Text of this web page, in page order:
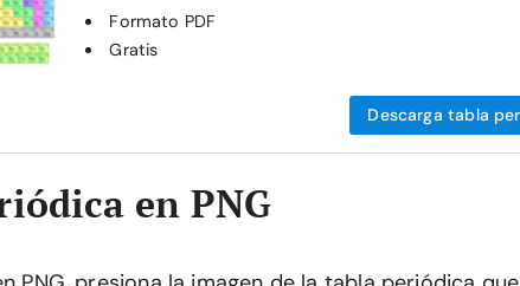
Formato PDF
Gratis
Descarga tabla
en PNG